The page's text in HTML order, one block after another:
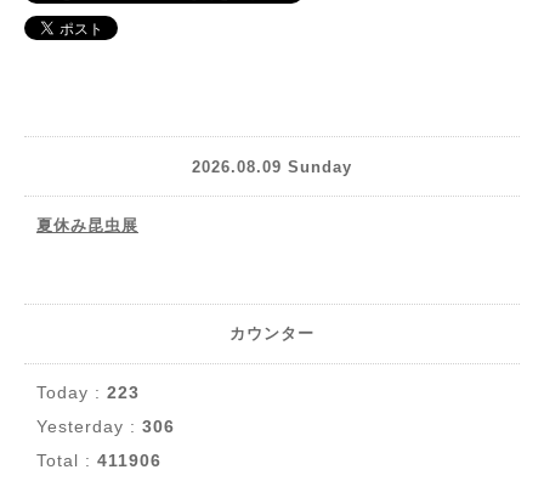
2026.08.09 Sunday
夏休み昆虫展
カウンター
Today : 223
Yesterday : 306
Total : 411906